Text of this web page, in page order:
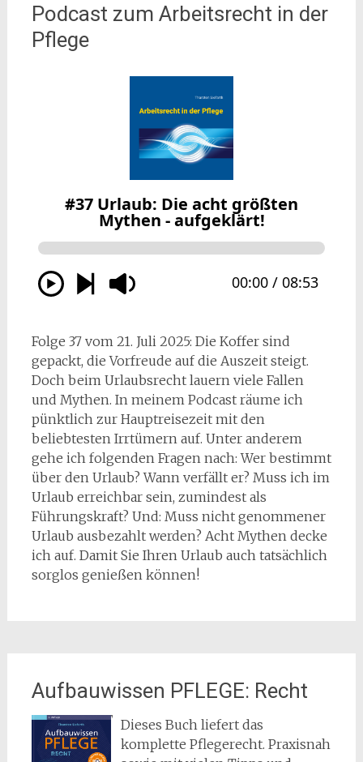
Podcast zum Arbeitsrecht in der
Pflege
Folge 37 vom 21. Juli 2025: Die Koffer sind
gepackt, die Vorfreude auf die Auszeit steigt.
Doch beim Urlaubsrecht lauern viele Fallen
und Mythen. In meinem Podcast räume ich
pünktlich zur Hauptreisezeit mit den
beliebtesten Irrtümern auf. Unter anderem
gehe ich folgenden Fragen nach: Wer bestimmt
über den Urlaub? Wann verfällt er? Muss ich im
Urlaub erreichbar sein, zumindest als
Führungskraft? Und: Muss nicht genommener
Urlaub ausbezahlt werden? Acht Mythen decke
ich auf. Damit Sie Ihren Urlaub auch tatsächlich
sorglos genießen können!
Aufbauwissen PFLEGE: Recht
Dieses Buch liefert das
komplette Pflegerecht. Praxisnah